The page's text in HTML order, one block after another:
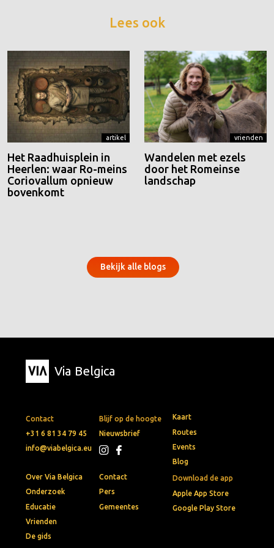
Lees ook
artikel
Het Raadhuisplein in
Heerlen: waar Ro-meins
Coriovallum opnieuw
bovenkomt
vrienden
Wandelen met ezels
door het Romeinse
landschap
Bekijk alle blogs
Via Belgica
Contact
+31 6 81 34 79 45
info@viabelgica.eu
Blijf op de hoogte
Nieuwsbrief
Download de app
Apple App Store
Google Play Store
Kaart
Routes
Events
Blog
Over Via Belgica
Onderzoek
Educatie
Vrienden
De gids
Contact
Pers
Gemeentes